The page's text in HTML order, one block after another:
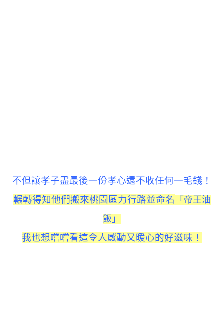
不但讓孝子盡最後一份孝心還不收任何一毛錢！
輾轉得知他們搬來桃園區力行路並命名 「帝王油
飯」
我也想嚐嚐看這令人感動又暖心的好滋味！